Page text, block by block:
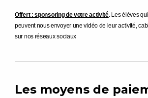
Offert : sponsoring de votre activité. Les élèves
peuvent nous envoyer une vidéo de leur activité,
sur nos réseaux sociaux
Les moyens de